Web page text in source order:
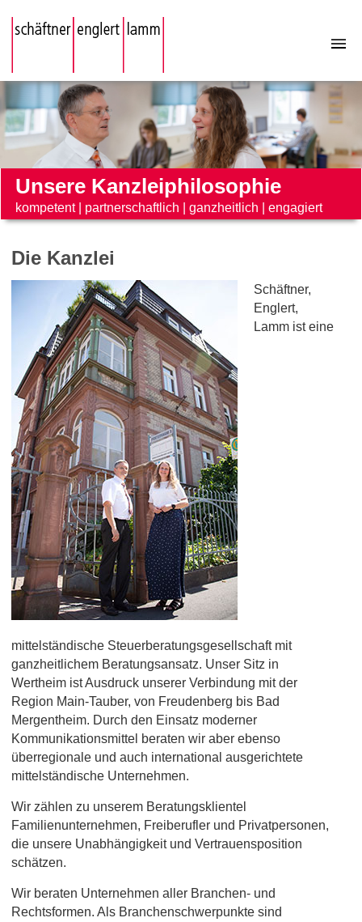
Unsere Kanzleiphilosophie
kompetent partnerschaftlich |ganzheitlich |engagiert
Die Kanzlei
Schäftner,
Englert,
Lamm ist eine
mittelständische Steuerberatungsgesellschaft mit
ganzheitlichem Beratungsansatz. Unser Sitz in
Wertheim ist Ausdruck unserer Verbindung mit der
Region Main-Tauber, von Freudenberg bis Bad
Mergentheim. Durch den Einsatz moderner
Kommunikationsmittel beraten wir aber ebenso
überregionale und auch international ausgerichtete
mittelständische Unternehmen.
Wir zählen zu unserem Beratungsklientel
Familienunternehmen, Freiberufler und Privatpersonen,
die unsere Unabhängigkeit und Vertrauensposition
schätzen.
Wir beraten Unternehmen aller Branchen- und
Rechtsformen. Als Branchenschwerpunkte sind